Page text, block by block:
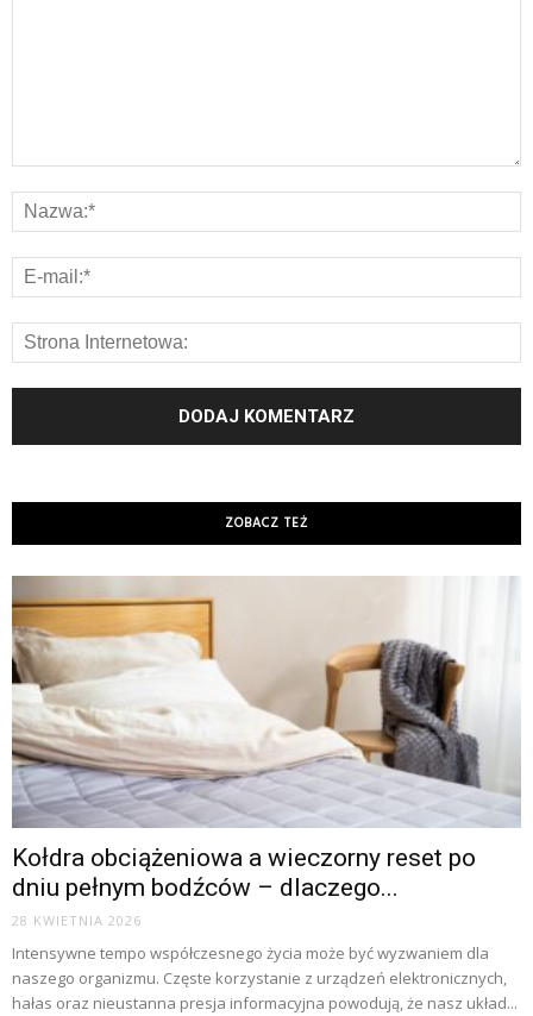
ZOBACZ TEŻ
Kołdra obciążeniowa a wieczorny reset po
dniu pełnym bodźców – dlaczego...
28 KWIETNIA 2026
Intensywne tempo współczesnego życia może być wyzwaniem dla
naszego organizmu. Częste korzystanie z urządzeń elektronicznych,
hałas oraz nieustanna presja informacyjna powodują, że nasz układ...